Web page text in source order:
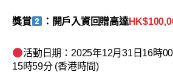
獎賞 ：開戶入資回贈高達
活動日期：2025年12月31日16時
15時59分 (香港時間)